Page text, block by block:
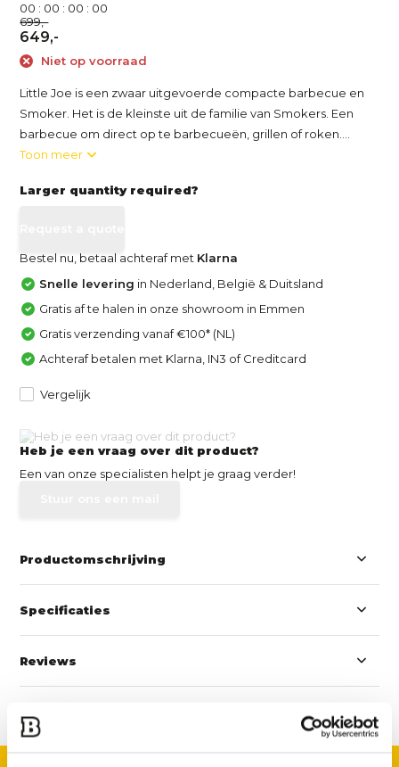
00 : 00 : 00 : 00
699,-
649,-
Niet op voorraad
Little Joe is een zwaar uitgevoerde compacte barbecue en
Smoker. Het is de kleinste uit de familie van Smokers. Een
barbecue om direct op te barbecueën, grillen of roken....
Toon meer
Larger quantity required?
Bestel nu, betaal achteraf met Klarna
Snelle levering in Nederland, België & Duitsland
Gratis af te halen in onze showroom in Emmen
Gratis verzending vanaf €100* (NL)
Achteraf betalen met Klarna, IN3 of Creditcard
Vergelijk
Heb je een vraag over dit product?
Een van onze specialisten helpt je graag verder!
Productomschrijving
Specificaties
Reviews